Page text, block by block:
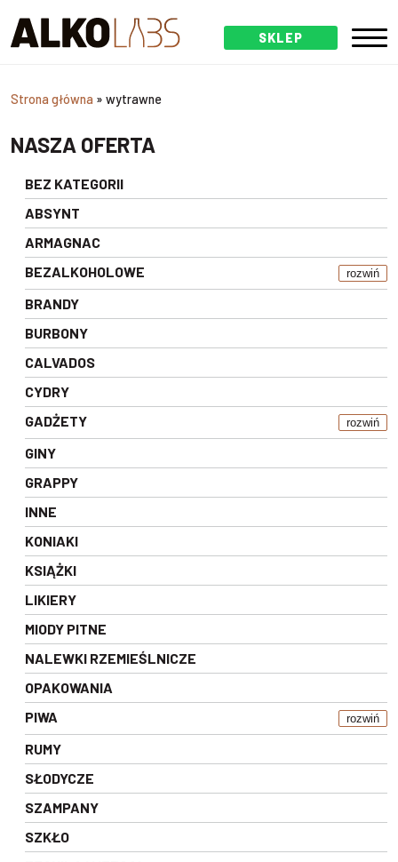
SKLEP
Strona główna » wytrawne
NASZA OFERTA
BEZ KATEGORII
ABSYNT
ARMAGNAC
BEZALKOHOLOWE
rozwiń
BRANDY
BURBONY
CALVADOS
CYDRY
GADŻETY
rozwiń
GINY
GRAPPY
INNE
KONIAKI
KSIĄŻKI
LIKIERY
MIODY PITNE
NALEWKI RZEMIEŚLNICZE
OPAKOWANIA
PIWA
rozwiń
RUMY
SŁODYCZE
SZAMPANY
SZKŁO